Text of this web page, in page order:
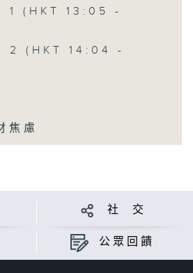
1 (HKT 13:05 -
2 (HKT 14:04 -
焦慮
社 交
公眾回饋